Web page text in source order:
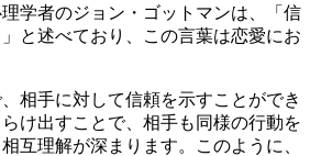
学者のジョン・ゴットマンは、「信
と述べており、この言葉は恋愛にお
相手に対して信頼を示すことができ
け出すことで、相手も同様の行動を
互理解が深まります。このように、